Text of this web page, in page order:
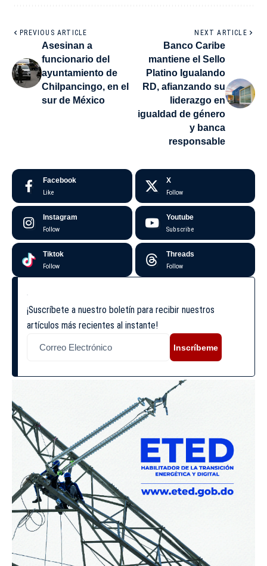
PREVIOUS ARTICLE
Asesinan a
funcionario del
ayuntamiento de
Chilpancingo, en el
sur de México
NEXT ARTICLE
Banco Caribe
mantiene el Sello
Platino Igualando
RD, afianzando su
liderazgo en
igualdad de género
y banca
responsable
Facebook
Like
X
Follow
Instagram
Follow
Youtube
Subscribe
Tiktok
Follow
Threads
Follow
¡Suscríbete a nuestro boletín para recibir nuestros
artículos más recientes al instante!
Inscríbeme